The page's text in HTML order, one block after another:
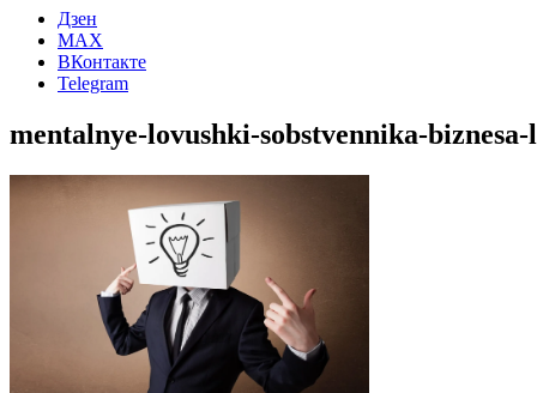
Дзен
MAX
ВКонтакте
Telegram
mentalnye-lovushki-sobstvennika-